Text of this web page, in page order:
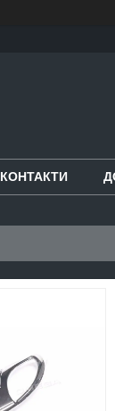
КОНТАКТИ